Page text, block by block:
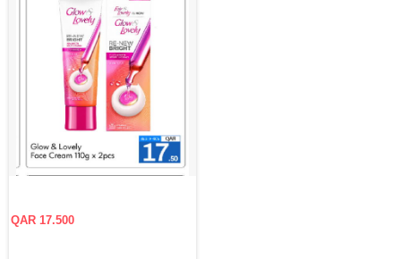
QAR 17.500